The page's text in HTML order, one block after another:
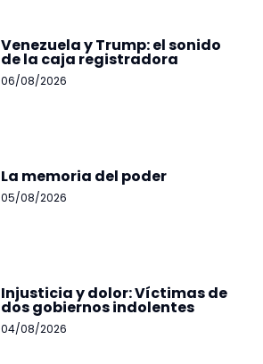
Venezuela y Trump: el sonido
de la caja registradora
06/08/2026
La memoria del poder
05/08/2026
Injusticia y dolor: Víctimas de
dos gobiernos indolentes
04/08/2026